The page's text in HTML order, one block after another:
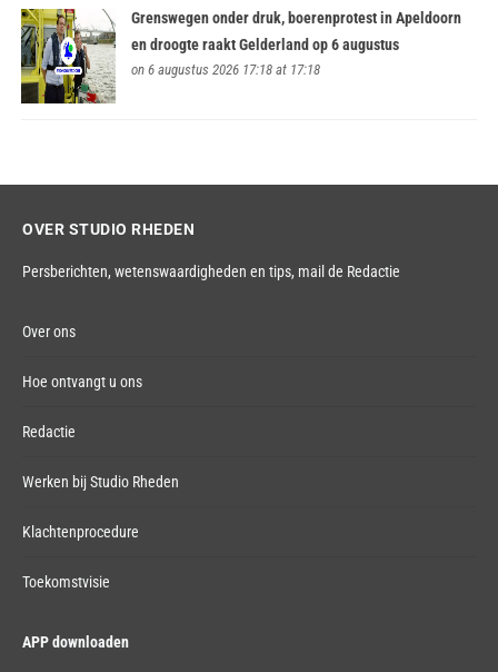
Grenswegen onder druk, boerenprotest in Apeldoorn
en droogte raakt Gelderland op 6 augustus
on 6 augustus 2026 17:18 at 17:18
OVER STUDIO RHEDEN
Persberichten, wetenswaardigheden en tips, mail de Redactie
Over ons
Hoe ontvangt u ons
Redactie
Werken bij Studio Rheden
Klachtenprocedure
Toekomstvisie
APP downloaden